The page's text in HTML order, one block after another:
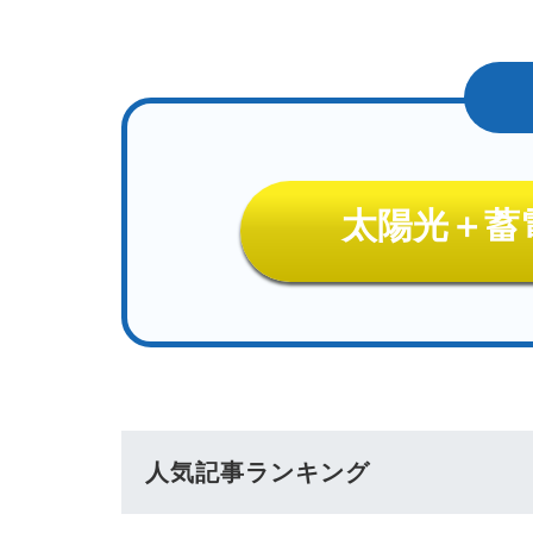
太陽光＋蓄
人気記事ランキング